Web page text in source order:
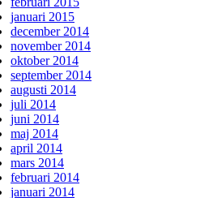
januari 2015
december 2014
november 2014
oktober 2014
september 2014
augusti 2014
juli 2014
juni 2014
maj 2014
april 2014
mars 2014
februari 2014
januari 2014